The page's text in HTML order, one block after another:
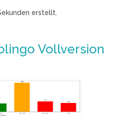
erstellt.
Vollversion